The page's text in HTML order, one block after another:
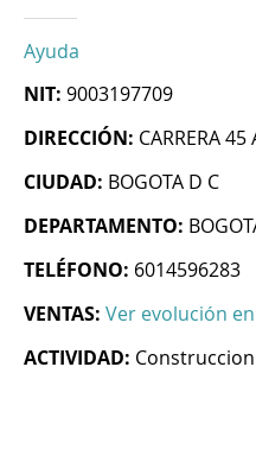
Ayuda
NIT: 9003197709
DIRECCIÓN: CARRERA
CIUDAD: BOGOTA D C
DEPARTAMENTO:
TELÉFONO: 6014596283
VENTAS: Ver evolución
ACTIVIDAD: